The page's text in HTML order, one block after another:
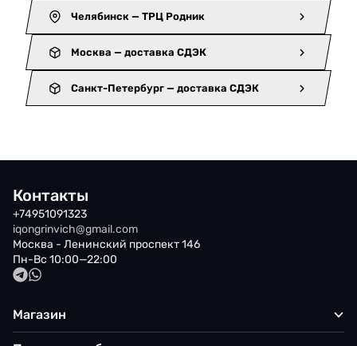
Челябинск — ТРЦ Родник
Москва — доставка СДЭК
Санкт-Петербург — доставка СДЭК
Контакты
+74951091323
iqongrinvich@gmail.com
Москва - Ленинский проспект 146
Пн-Вс 10:00—22:00
Магазин